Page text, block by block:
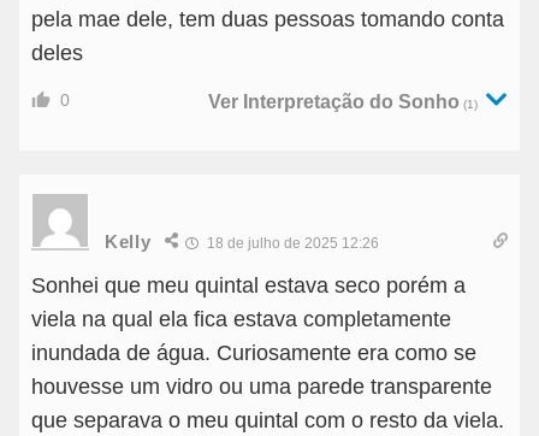
pela mae dele, tem duas pessoas tomando conta
deles
0 Ver Interpretação do Sonho (1)
Kelly 18 de julho de 2025 12:26
Sonhei que meu quintal estava seco porém a
viela na qual ela fica estava completamente
inundada de água. Curiosamente era como se
houvesse um vidro ou uma parede transparente
que separava o meu quintal com o resto da viela.